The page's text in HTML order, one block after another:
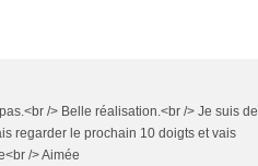
/> Belle réalisation.<br /> Je suis de
regarder le prochain 10 doigts et vais
/> Aimée